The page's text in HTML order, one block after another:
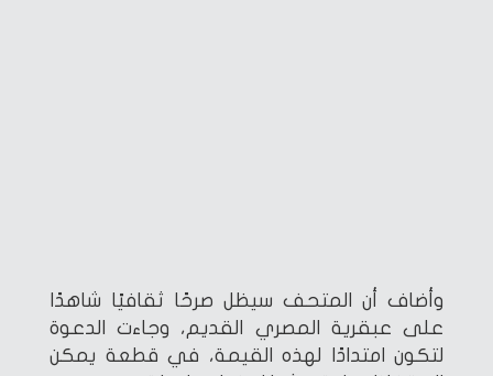
وأضاف أن المتحف سيظل صرحًا ثقافيًا شاهدًا
على عبقرية المصري القديم، وجاءت الدعوة
لتكون امتدادًا لهذه القيمة، في قطعة يمكن